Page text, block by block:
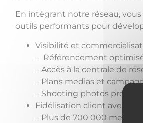
En intégrant notre réseau,
outils performants pour
Visibilité et
– Référencement
– Accès à la centrale de
– Plans medias et
– Shooting photos
Fidélisation client avec le
– Plus de 700 000